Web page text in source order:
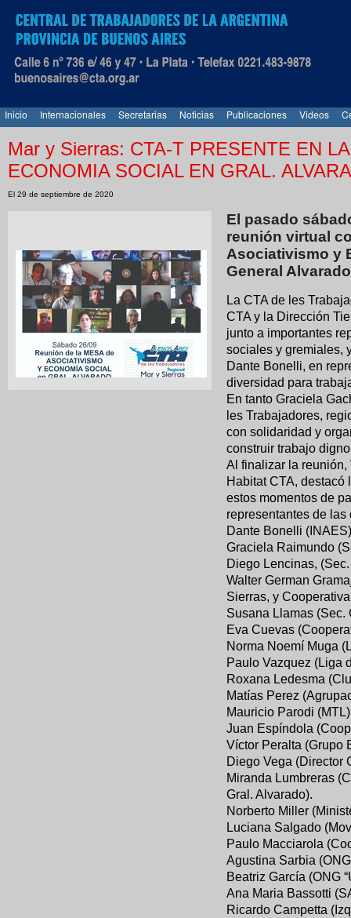
Inicio Internacionales Secretarias Noticias Publicaciones Videos
Mar y Sierras: CTA-T PRESENTE EN
ECONOMIA SOCIAL EN GRAL.
El 29 de septiembre de 2020
El pasado
reunión virtual
Asociativismo y
General
La CTA de les
CTA y la Dirección
junto a importantes
sociales y gremiales,
Dante Bonelli, en
diversidad para
En tanto Graciela
les Trabajadores,
con solidaridad y
construir trabajo
Al finalizar la reunión,
Habitat CTA, destacó
estos momentos de
representantes de
Dante Bonelli (INAES)
Graciela Raimundo
Diego Lencinas,
Walter German
Sierras, y
Susana Llamas (Sec.
Eva Cuevas
Norma Noemí Muga
Paulo Vazquez (Liga
Roxana Ledesma
Matías Perez
Mauricio Parodi (MTL)
Juan Espíndola
Víctor Peralta (Grupo
Diego Vega (Director
Miranda Lumbreras
Gral. Alvarado).
Norberto Miller
Luciana Salgado
Paulo Macciarola
Agustina Sarbia
Beatriz García (ONG
Ana Maria Bassotti
Ricardo Campetta